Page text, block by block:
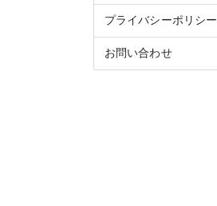
プライバシーポリシー
お問い合わせ